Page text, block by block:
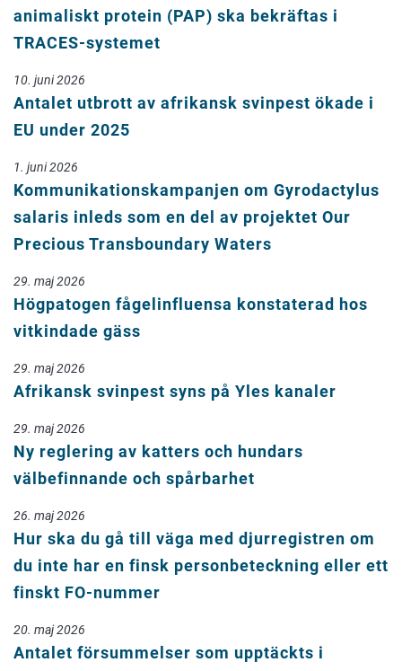
animaliskt protein (PAP) ska bekräftas i
TRACES-systemet
10. juni 2026
Antalet utbrott av afrikansk svinpest ökade i
EU under 2025
1. juni 2026
Kommunikationskampanjen om Gyrodactylus
salaris inleds som en del av projektet Our
Precious Transboundary Waters
29. maj 2026
Högpatogen fågelinfluensa konstaterad hos
vitkindade gäss
29. maj 2026
Afrikansk svinpest syns på Yles kanaler
29. maj 2026
Ny reglering av katters och hundars
välbefinnande och spårbarhet
26. maj 2026
Hur ska du gå till väga med djurregistren om
du inte har en finsk personbeteckning eller ett
finskt FO-nummer
20. maj 2026
Antalet försummelser som upptäckts i